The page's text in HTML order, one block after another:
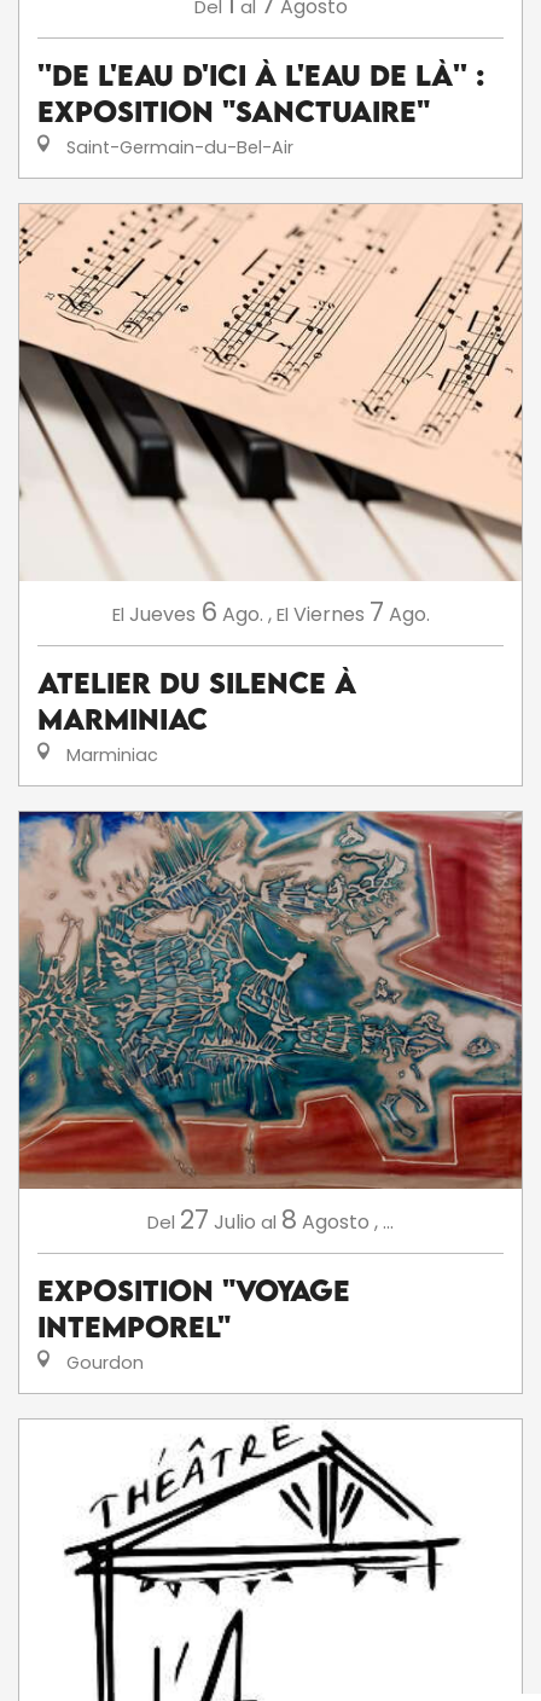
Del al Agosto
''De l'eau d'ici à l'eau de là'' :
exposition "Sanctuaire"
Saint-Germain-du-Bel-Air
El Jueves 6 Ago. ,El Viernes 7 Ago.
Atelier du silence à
Marminiac
Marminiac
Del 27 Julio al 8 Agosto , ...
Exposition "Voyage
intemporel"
Gourdon